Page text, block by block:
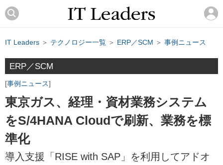
IT Leaders ＞ テクノロジー一覧 ＞ ERP／SCM ＞ 事例ニュース
ERP／SCM
事例ニュース
東京ガス、経理・資材業務システム
をS/4HANA Cloudで刷新、業務を標
準化
導入支援「RISE with SAP」を利用してアドオ